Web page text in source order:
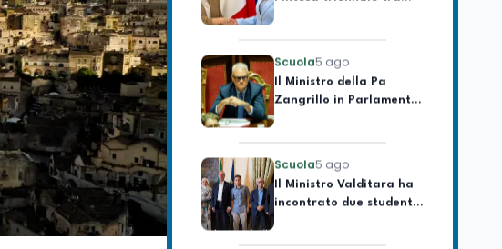
Il Ministro della Pa
Zangrillo in Parlamento:
"12 miliardi per l'edilizia
Il Ministro Valditara ha
incontrato due studenti
palestinesi giunti da